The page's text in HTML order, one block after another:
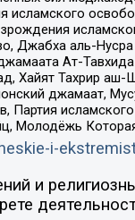
исламского
Джабха аль-
Ат-
Хайят Тахрир
джамаат,
Партия
Молодёжь
i-
и